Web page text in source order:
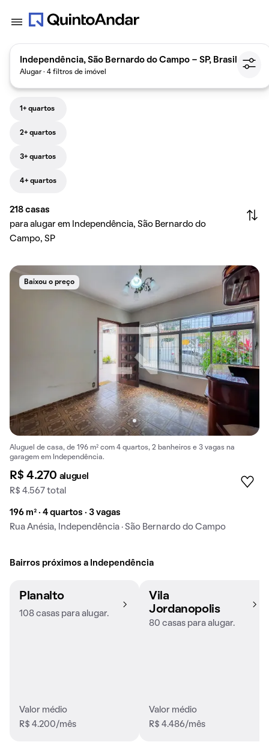
Independência, São Bernardo do Campo - SP, Brasil
Alugar · 4 filtros de imóvel
1+ quartos
2+ quartos
3+ quartos
4+ quartos
218 casas
para alugar em Independência, São Bernardo do
Campo, SP
Baixou o preço
Aluguel de casa, de 196 m² com 4 quartos, 2 banheiros e 3 vagas na
garagem em Independência.
R$ 4.270 aluguel
R$ 4.567 total
196 m² · 4 quartos · 3 vagas
Rua Anésia, Independência · São Bernardo do Campo
Bairros próximos a Independência
Planalto
108 casas para alugar.
Valor médio
R$ 4.200/mês
Vila
Jordanopolis
80 casas para alugar.
Valor médio
R$ 4.486/mês